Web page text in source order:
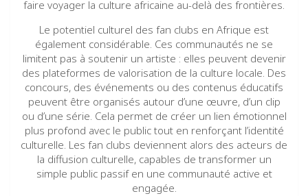
faire voyager la culture africaine au-delà des frontières.
Le potentiel culturel des fan clubs en Afrique est
également considérable. Ces communautés ne se
limitent pas à soutenir un artiste : elles peuvent devenir
des plateformes de valorisation de la culture locale. Des
concours, des événements ou des contenus éducatifs
peuvent être organisés autour d’une œuvre, d’un clip
ou d’une série. Cela permet de créer un lien émotionnel
plus profond avec le public tout en renforçant l’identité
culturelle. Les fan clubs deviennent alors des acteurs de
la diffusion culturelle, capables de transformer un
simple public passif en une communauté active et
engagée.